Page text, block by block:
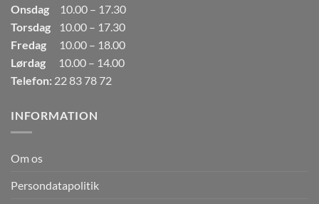
Onsdag
10.00 – 17.30
Torsdag
10.00 – 17.30
Fredag
10.00 – 18.00
Lørdag
10.00 – 14.00
Telefon: 22 83 78 72
INFORMATION
Om os
Persondatapolitik